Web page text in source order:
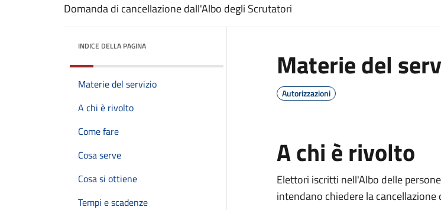
Domanda di cancellazione dall'Albo degli Scrutatori
INDICE DELLA PAGINA
Materie del servizio
A chi è rivolto
Come fare
Cosa serve
Cosa si ottiene
Tempi e scadenze
Materie del
Autorizzazioni
A chi è rivolto
Elettori iscritti nell'Albo delle
intendano chiedere la